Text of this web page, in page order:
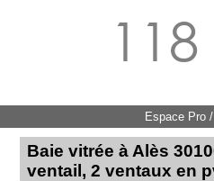
118
Espace Pro
Baie vitrée à Alès
ventail, 2 ventaux en